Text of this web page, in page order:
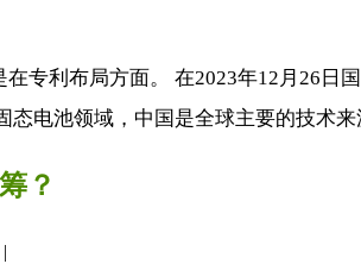
专利布局方面。 在2023年12月26
电池领域，中国是全球主要的技术
？
|